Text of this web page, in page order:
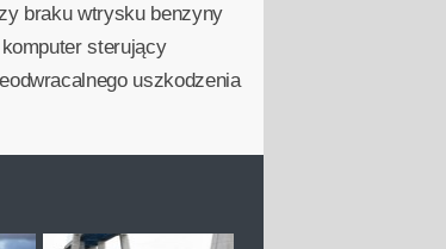
braku wtrysku benzyny
sterujący
uszkodzenia